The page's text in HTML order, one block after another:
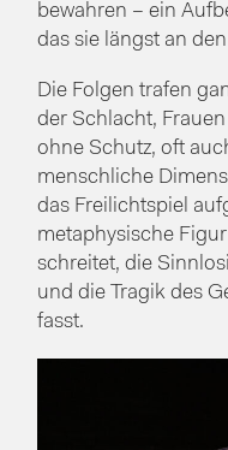
bewahren – ein
das sie längst an
Die Folgen trafen
der Schlacht,
ohne Schutz, oft
menschliche
das Freilichtspiel
metaphysische
schreitet, die
und die Tragik des
fasst.